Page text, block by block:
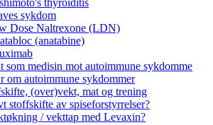
sykdom
Dose Naltrexone (LDN)
(anatabine)
som medisin mot autoimmune sykdomme
om autoimmune sykdommer
(over)vekt, mat og trening
stoffskifte av spiseforstyrrelser?
/ vekttap med Levaxin?